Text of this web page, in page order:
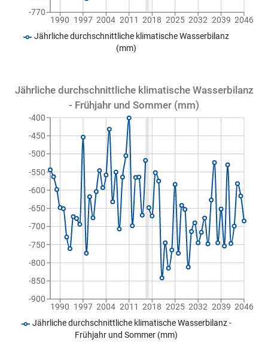
1990 1997 2004 2011 2018 2025 2032 2039 2046
-770
Jährliche durchschnittliche klimatische Wasserbilanz
(mm)
Jährliche durchschnittliche klimatische Wasserbilanz
- Frühjahr und Sommer (mm)
1990 1997 2004 2011 2018 2025 2032 2039 2046
-900
-850
-800
-750
-700
-650
-600
-550
-500
-450
-400
Jährliche durchschnittliche klimatische Wasserbilanz -
Frühjahr und Sommer (mm)